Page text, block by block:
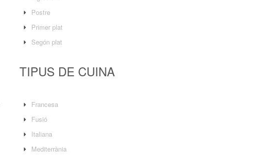
Postre
Primer plat
Segón plat
TIPUS DE CUINA
Francesa
Fusió
Italiana
Mediterrània